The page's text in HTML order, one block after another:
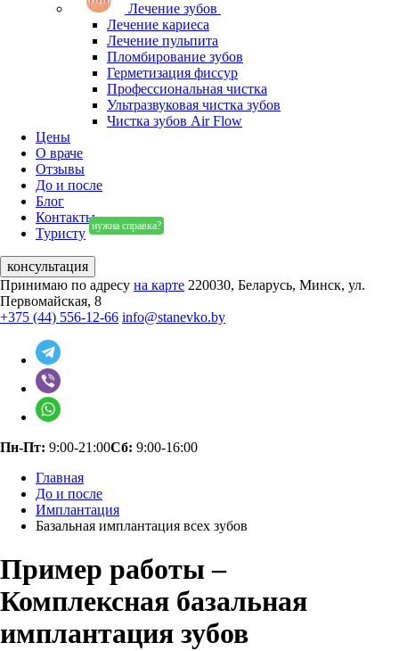
Лечение зубов
Лечение кариеса
Лечение пульпита
Пломбирование зубов
Герметизация фиссур
Профессиональная чистка
Ультразвуковая чистка зубов
Чистка зубов Air Flow
Цены
О враче
Отзывы
До и после
Блог
Контакты
Туристу нужна справка?
консультация
Принимаю по адресу на карте 220030, Беларусь, Минск, ул.
Первомайская, 8
+375 (44) 556-12-66 info@stanevko.by
Пн-Пт: 9:00-21:00Сб: 9:00-16:00
Главная
До и после
Имплантация
Базальная имплантация всех зубов
Пример работы –
Комплексная базальная
имплантация зубов